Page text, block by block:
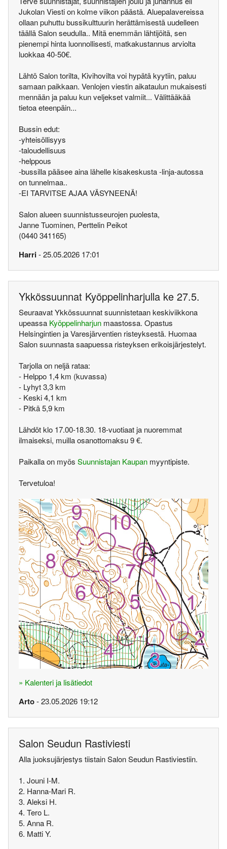
Jukolan Viesti on kolme viikon päästä. Aluepalavereissa
ollaan puhuttu bussikulttuurin herättämisestä uudelleen
täällä Salon seudulla.. Mitä enemmän lähtijöitä, sen
pienempi hinta luonnollisesti, matkakustannus arviolta
luokkaa 40-50€.
Lähtö Salon torilta, Kivihovilta voi hypätä kyytiin, paluu
samaan paikkaan. Venlojen viestin aikataulun mukaisesti
mennään ja paluu kun veljekset valmiit... Välittääkää
tietoa eteenpäin...
Bussin edut:
-yhteisöllisyys
-taloudellisuus
-helppous
-bussilla pääsee aina lähelle kisakeskusta -linja-autossa
on tunnelmaa..
-EI TARVITSE AJAA VÄSYNEENÄ!
Salon alueen suunnistusseurojen puolesta,
Janne Tuominen, Perttelin Peikot
(0440 341165)
Harri- 25.05.2026 17:01
Ykkössuunnat Kyöppelinharjulla ke 27.5.
Seuraavat Ykkössuunnat suunnistetaan keskiviikkona
upeassa Kyöppelinharjun maastossa. Opastus
Helsingintien ja Varesjärventien risteyksestä. Huomaa
Salon suunnasta saapuessa risteyksen erikoisjärjestelyt.
Tarjolla on neljä rataa:
- Helppo 1,4 km (kuvassa)
- Lyhyt 3,3 km
- Keski 4,1 km
- Pitkä 5,9 km
Lähdöt klo 17.00-18.30. 18-vuotiaat ja nuoremmat
ilmaiseksi, muilla osanottomaksu 9 €.
Paikalla on myös Suunnistajan Kaupan myyntipiste.
Tervetuloa!
» Kalenteri ja lisätiedot
Arto- 23.05.2026 19:12
Salon Seudun Rastiviesti
Alla juoksujärjestys tiistain Salon Seudun Rastiviestiin.
1. Jouni I-M.
2. Hanna-Mari R.
3. Aleksi H.
4. Tero L.
5. Anna R.
6. Matti Y.